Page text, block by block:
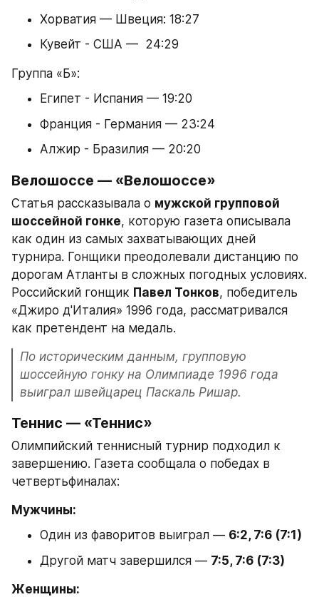
Хорватия — Швеция: 18:27
Кувейт - США —  24:29
Группа «Б»:
Египет - Испания — 19:20
Франция - Германия — 23:24
Алжир - Бразилия — 20:20
Велошоссе — «Велошоссе»
Статья рассказывала о мужской групповой
шоссейной гонке, которую газета описывала
как один из самых захватывающих дней
турнира. Гонщики преодолевали дистанцию по
дорогам Атланты в сложных погодных условиях.
Российский гонщик Павел Тонков, победитель
«Джиро д'Италия» 1996 года, рассматривался
как претендент на медаль.
По историческим данным, групповую
шоссейную гонку на Олимпиаде 1996 года
выиграл швейцарец Паскаль Ришар.
Теннис — «Теннис»
Олимпийский теннисный турнир подходил к
завершению. Газета сообщала о победах в
четвертьфиналах:
Мужчины:
Один из фаворитов выиграл — 6:2, 7:6 (7:1)
Другой матч завершился — 7:5, 7:6 (7:3)
Женщины: